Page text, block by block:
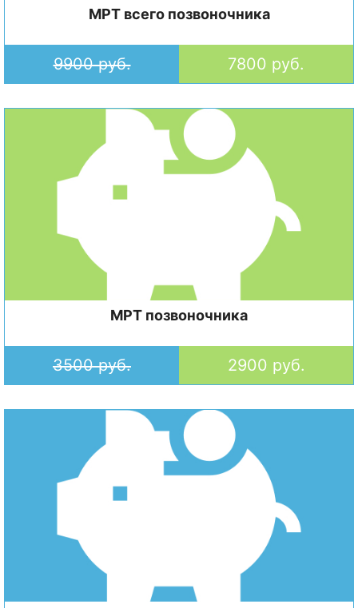
МРТ всего позвоночника
9900 руб. 7800 руб.
МРТ позвоночника
3500 руб. 2900 руб.